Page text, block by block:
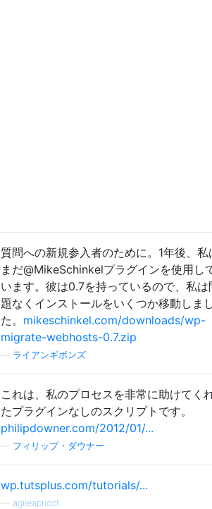
質問への新規参入者のために。1年後、私
まだ@MikeSchinkelプラグインを使用し
います。彼は0.7を持っているので、私は
題なくインストールをいくつか移動しま
た。 mikeschinkel.com/downloads/wp-
migrate-webhosts-0.7.zip
ライアンギボンズ
これは、私のプロセスを非常に助けてく
たプラグインなしのスクリプトです。
philipdowner.com/2012/01/...
フィリップ・ダウナー
wp.​​tutsplus.com/tutorials/...
agileapricot